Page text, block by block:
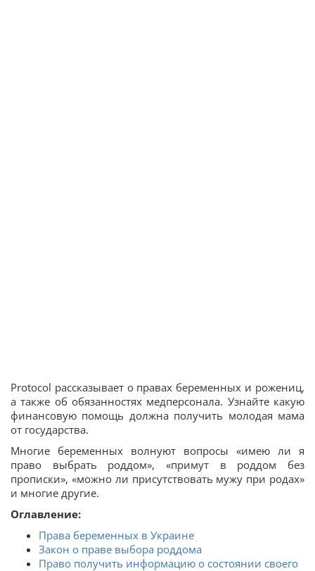
Protocol рассказывает о правах беременных и рожениц,
а также об обязанностях медперсонала. Узнайте какую
финансовую помощь должна получить молодая мама
от государства.
Многие беременных волнуют вопросы «имею ли я
право выбрать роддом», «примут в роддом без
прописки», «можно ли присутствовать мужу при родах»
и многие другие.
Оглавление:
Права беременных в Украине
Закон о праве выбора роддома
Право получить информацию о состоянии своего